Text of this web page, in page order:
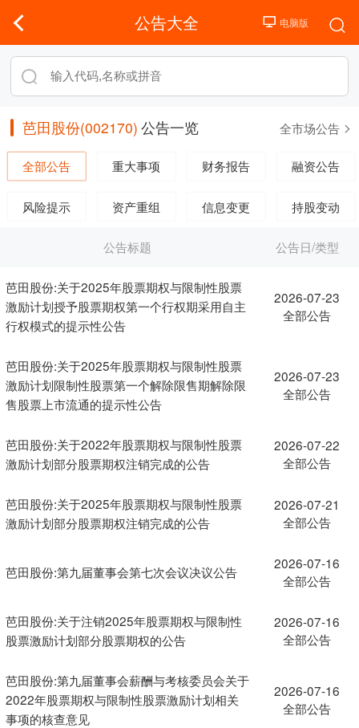
公告大全
芭田股份(002170) 公告一览 全市场公告
全部公告 重大事项 财务报告 融资公告
风险提示 资产重组 信息变更 持股变动
公告标题 公告日/类型
芭田股份:关于2025年股票期权与限制性股票
激励计划授予股票期权第一个行权期采用自主
行权模式的提示性公告
2026-07-23
全部公告
芭田股份:关于2025年股票期权与限制性股票
激励计划限制性股票第一个解除限售期解除限
售股票上市流通的提示性公告
2026-07-23
全部公告
芭田股份:关于2022年股票期权与限制性股票
激励计划部分股票期权注销完成的公告
2026-07-22
全部公告
芭田股份:关于2025年股票期权与限制性股票
激励计划部分股票期权注销完成的公告
2026-07-21
全部公告
芭田股份:第九届董事会第七次会议决议公告
2026-07-16
全部公告
芭田股份:关于注销2025年股票期权与限制性
股票激励计划部分股票期权的公告
2026-07-16
全部公告
芭田股份:第九届董事会薪酬与考核委员会关于
2022年股票期权与限制性股票激励计划相关
事项的核查意见
2026-07-16
全部公告